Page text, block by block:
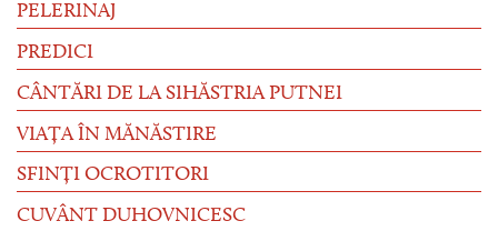
PELERINAJ
PREDICI
CÂNTĂRI DE LA SIHĂSTRIA PUTNEI
VIAȚA ÎN MĂNĂSTIRE
SFINȚI OCROTITORI
CUVÂNT DUHOVNICESC